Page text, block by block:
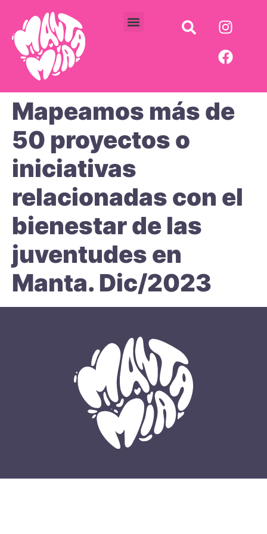
Mapeamos más de
50 proyectos o
iniciativas
relacionadas con el
bienestar de las
juventudes en
Manta. Dic/2023